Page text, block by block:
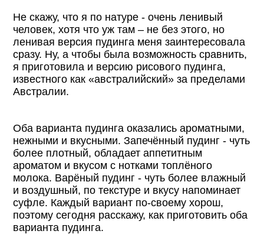
Не скажу, что я по натуре - очень ленивый
человек, хотя что уж там – не без этого, но
ленивая версия пудинга меня заинтересовала
сразу. Ну, а чтобы была возможность сравнить,
я приготовила и версию рисового пудинга,
известного как «австралийский» за пределами
Австралии.
Оба варианта пудинга оказались ароматными,
нежными и вкусными. Запечённый пудинг - чуть
более плотный, обладает аппетитным
ароматом и вкусом с нотками топлёного
молока. Варёный пудинг - чуть более влажный
и воздушный, по текстуре и вкусу напоминает
суфле. Каждый вариант по-своему хорош,
поэтому сегодня расскажу, как приготовить оба
варианта пудинга.